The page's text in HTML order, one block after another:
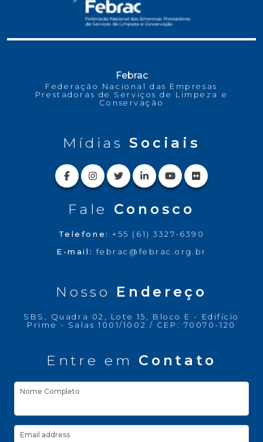
Febrac
Federação Nacional das Empresas
Prestadoras de Serviços de Limpeza e
Conservação
Mídias Sociais
Fale Conosco
Telefone:
+55 (61) 3327-6390
E-mail: febrac@febrac.org.br
Nosso Endereço
SBS, Quadra 02, Lote 15, Bloco E - Edifício
Prime - Salas 1001/1002 / CEP: 70070-120
Entre em Contato
Nome Completo
Email address